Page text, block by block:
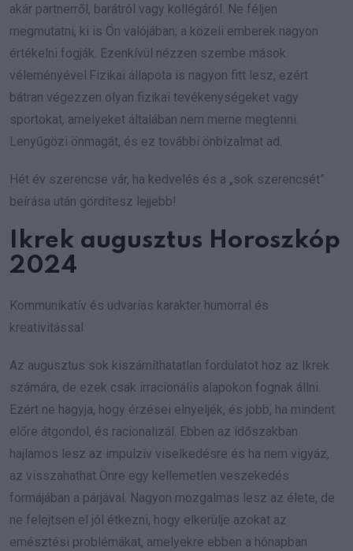
akár partnerről, barátról vagy kollégáról. Ne féljen
megmutatni, ki is Ön valójában; a közeli emberek nagyon
értékelni fogják. Ezenkívül nézzen szembe mások
véleményével.Fizikai állapota is nagyon fitt lesz, ezért
bátran végezzen olyan fizikai tevékenységeket vagy
sportokat, amelyeket általában nem merne megtenni.
Lenyűgözi önmagát, és ez további önbizalmat ad.
Hét év szerencse vár, ha kedvelés és a „sok szerencsét”
beírása után gördítesz lejjebb!
Ikrek augusztus Horoszkóp
2024
Kommunikatív és udvarias karakter humorral és
kreativitással
Az augusztus sok kiszámíthatatlan fordulatot hoz az Ikrek
számára, de ezek csak irracionális alapokon fognak állni.
Ezért ne hagyja, hogy érzései elnyeljék, és jobb, ha mindent
előre átgondol, és racionalizál. Ebben az időszakban
hajlamos lesz az impulzív viselkedésre és ha nem vigyáz,
az visszahathat Önre egy kellemetlen veszekedés
formájában a párjával. Nagyon mozgalmas lesz az élete, de
ne felejtsen el jól étkezni, hogy elkerülje azokat az
emésztési problémákat, amelyekre ebben a hónapban